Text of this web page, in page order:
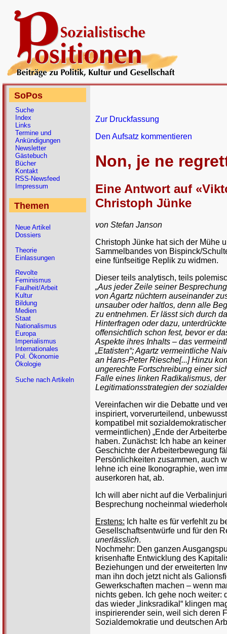
Zur Druckfassung
Den Aufsatz kommentieren
Non, je ne
Eine Antwort auf
Christoph Jünke
von Stefan Janson
Christoph Jünke hat sich der Mühe
Sammelbandes von Bispinck/
eine fünfseitige Replik zu widmen.
Dieser teils analytisch, teils
„Aus jeder Zeile seiner
von Agartz nüchtern auseinander
unsauber oder haltlos, denn alle
zu entnehmen. Er lässt sich durch
Hinterfragen oder dazu,
offensichtlich schon fest, bevor er
Aspekte ihres Inhalts – das
„Etatisten“; Agartz vermeintliche
an Hans-Peter Riesche[...] Hinzu
ungerechte Fortschreibung einer
Falle eines linken Radikalismus,
Legitimationsstrategien der
Vereinfachen wir die Debatte und
inspiriert, vorverurteilend,
kompatibel mit
vermeintlichen) „Ende der
haben. Zunächst: Ich habe an
Geschichte der Arbeiterbewegung
Persönlichkeiten zusammen, auch
lehne ich eine Ikonographie, wen
auserkoren hat, ab.
Ich will aber nicht auf die
Besprechung nocheinmal
Erstens: Ich halte es für verfehlt zu
Gesellschaftsentwürfe und für den
unerlässlich.
Nochmehr: Den ganzen
krisenhafte Entwicklung des
Beziehungen und der erweiterten
man ihn doch jetzt nicht als
Gewerkschaften machen – wenn
nichts geben. Ich gehe noch weiter:
das wieder „linksradikal“ klingen
inspirierender sein, weil sich deren
Sozialdemokratie und deutschen
SoPos
Suche
Index
Links
Termine und
Ankündigungen
Newsletter
Gästebuch
Bücher
Kontakt
RSS-Newsfeed
Impressum
Themen
Neue Artikel
Dossiers
Theorie
Einlassungen
Revolte
Feminismus
Faulheit/Arbeit
Kultur
Bildung
Medien
Staat
Nationalismus
Europa
Imperialismus
Internationales
Pol. Ökonomie
Ökologie
Suche nach Artikeln